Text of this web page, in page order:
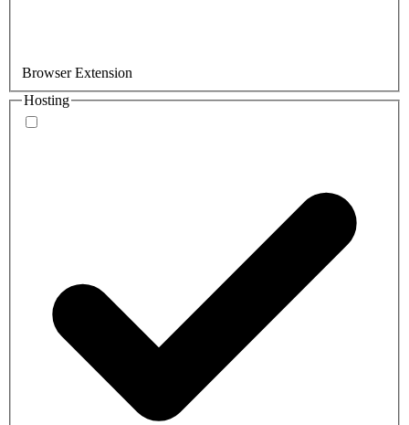
Browser Extension
Hosting